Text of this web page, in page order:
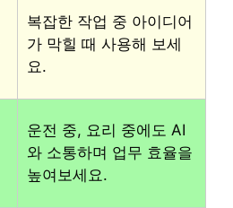
복잡한 작업 중 아이디어
가 막힐 때 사용해 보세
요.
운전 중, 요리 중에도 AI
와 소통하며 업무 효율을
높여보세요.